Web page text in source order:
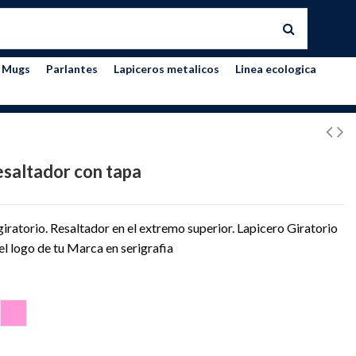
Mugs Parlantes Lapiceros metalicos Linea ecologica
con tapa
Resaltador en el extremo superior. Lapicero Giratorio
logo de tu Marca en serigrafia